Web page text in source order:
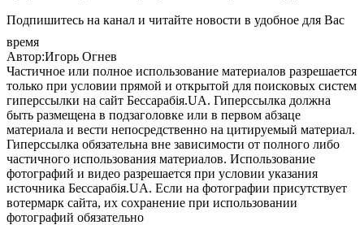
Подпишитесь на канал и читайте новости в удобное для Вас
время
Автор:Игорь Огнев
Частичное или полное использование материалов разрешается
только при условии прямой и открытой для поисковых систем
гиперссылки на сайт Бессарабія.UA. Гиперссылка должна
быть размещена в подзаголовке или в первом абзаце
материала и вести непосредственно на цитируемый материал.
Гиперссылка обязательна вне зависимости от полного либо
частичного использования материалов. Использование
фотографий и видео разрешается при условии указания
источника Бессарабія.UA. Если на фотографии присутствует
вотермарк сайта, их сохранение при использовании
фотографий обязательно